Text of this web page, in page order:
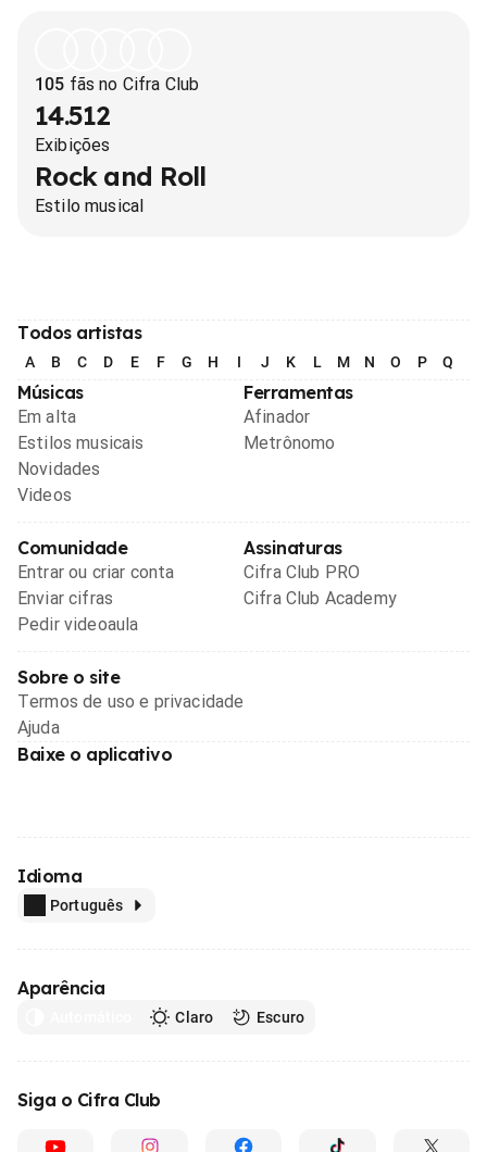
105 fãs no Cifra Club
14.512
Exibições
Rock and Roll
Estilo musical
Todos artistas
A B C D E F G H I J K L M N O P Q
Músicas
Em alta
Estilos musicais
Novidades
Videos
Ferramentas
Afinador
Metrônomo
Comunidade
Entrar ou criar conta
Enviar cifras
Pedir videoaula
Assinaturas
Cifra Club PRO
Cifra Club Academy
Sobre o site
Termos de uso e privacidade
Ajuda
Baixe o aplicativo
Idioma
Português
Aparência
Claro Escuro
Siga o Cifra Club